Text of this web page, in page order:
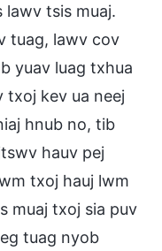
lawv tsis muaj.
tuag, lawv cov
yuav luag txhua
txoj kev ua neej
hnub no, tib
hauv pej
txoj hauj lwm
muaj txoj sia puv
tuag nyob